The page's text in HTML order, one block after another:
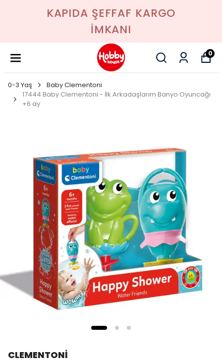
KAPIDA ŞEFFAF KARGO
İMKANI
0
0-3 Yaş
Baby Clementoni
17444 Baby Clementoni - İlk Arkadaşlarım Banyo Oyuncağı
+6 ay
CLEMENTONİ